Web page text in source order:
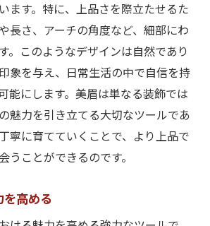
ます。特に、上品さを際立たせるた
長さ、アーチの角度など、細部にわ
。このようなデザインは自然であり
象を与え、日常生活の中で自信を持
能にします。美眉は単なる装飾では
魅力を引き立てる大切なツールであ
寧に育てていくことで、より上品で
うことができるのです。
高める